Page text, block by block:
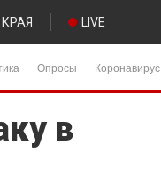
LIVE
Опросы Коронавирус
в